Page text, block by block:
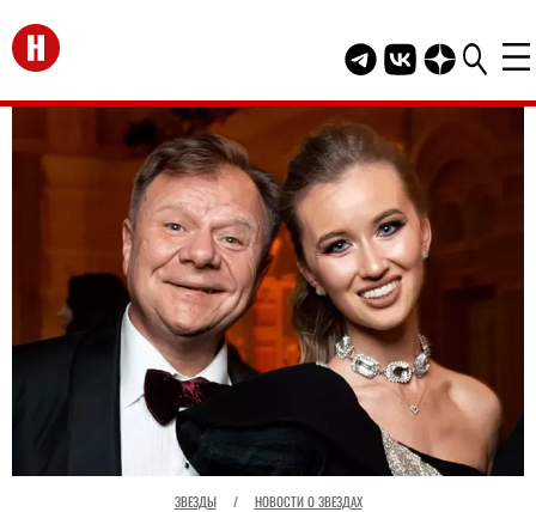
Перейти на главную
Telegram канал
Группа HELLO
Канал
ЗВЕЗДЫ / НОВОСТИ О ЗВЕЗДАХ